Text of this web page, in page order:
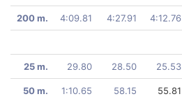
200 m. 4:09.81 4:27.91 4:12.76
25 m. 29.80 28.50 25.53
50 m. 1:10.65 58.15 55.81